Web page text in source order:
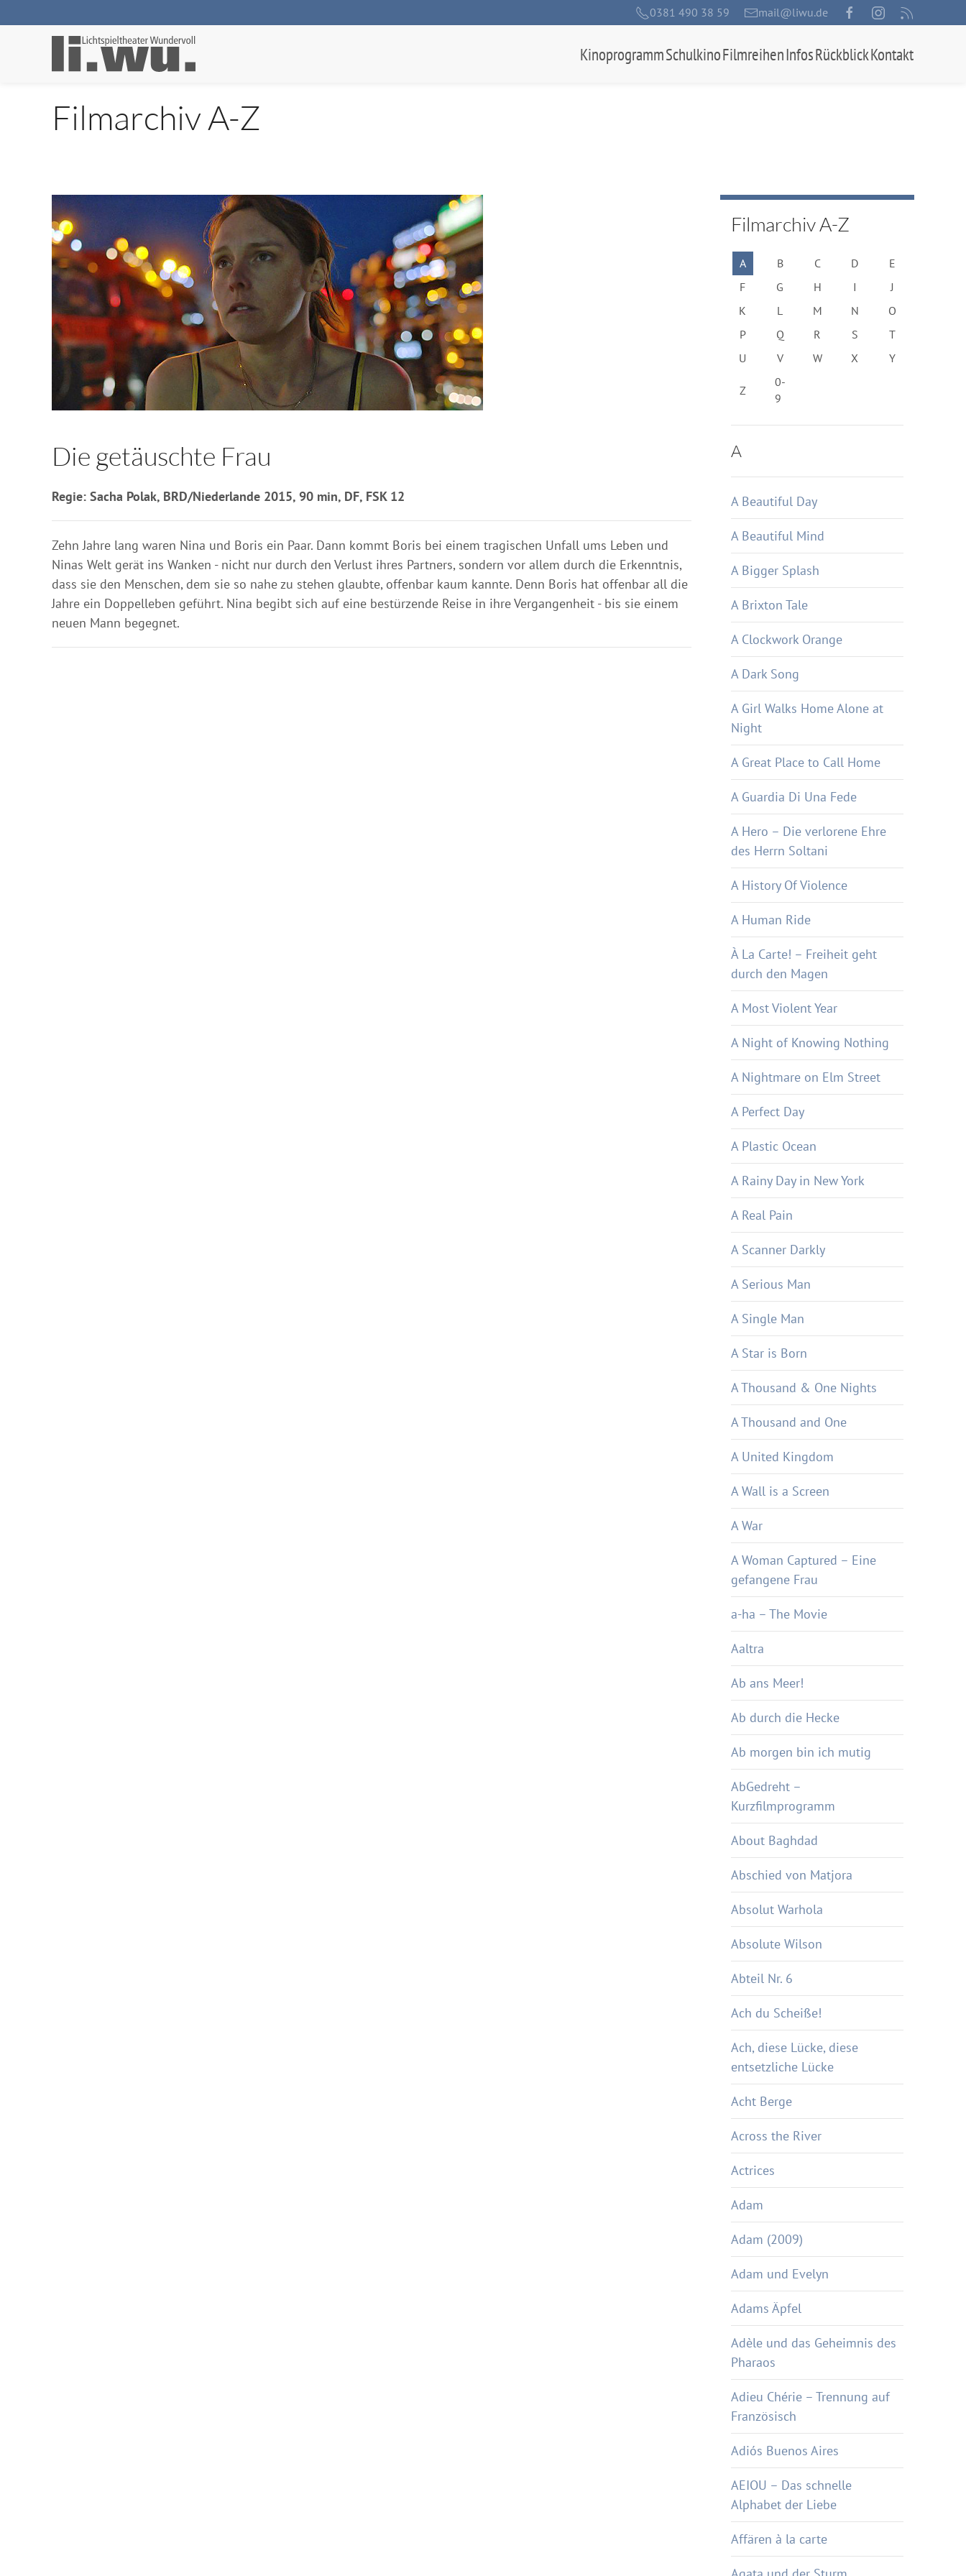
0381 490 38 59 mail@liwu.de
KinoprogrammSchulkinoFilmreihenInfosRückblickKontakt
Filmarchiv A-Z
Die getäuschte Frau
Regie: Sacha Polak, BRD/Niederlande 2015, 90 min, DF, FSK 12
Zehn Jahre lang waren Nina und Boris ein Paar. Dann kommt Boris bei einem tragischen Unfall ums Leben und
Ninas Welt gerät ins Wanken - nicht nur durch den Verlust ihres Partners, sondern vor allem durch die Erkenntnis,
dass sie den Menschen, dem sie so nahe zu stehen glaubte, offenbar kaum kannte. Denn Boris hat offenbar all die
Jahre ein Doppelleben geführt. Nina begibt sich auf eine bestürzende Reise in ihre Vergangenheit - bis sie einem
neuen Mann begegnet.
Filmarchiv A-Z
A B C D
E
F
G H I
J
K
L M N
O
P
Q R S
T
U
V W X Y
Z
0-
9
A
A Beautiful Day
A Beautiful Mind
A Bigger Splash
A Brixton Tale
A Clockwork Orange
A Dark Song
A Girl Walks Home Alone at
Night
A Great Place to Call Home
A Guardia Di Una Fede
A Hero – Die verlorene Ehre
des Herrn Soltani
A History Of Violence
A Human Ride
À La Carte! – Freiheit geht
durch den Magen
A Most Violent Year
A Night of Knowing Nothing
A Nightmare on Elm Street
A Perfect Day
A Plastic Ocean
A Rainy Day in New York
A Real Pain
A Scanner Darkly
A Serious Man
A Single Man
A Star is Born
A Thousand & One Nights
A Thousand and One
A United Kingdom
A Wall is a Screen
A War
A Woman Captured – Eine
gefangene Frau
a-ha – The Movie
Aaltra
Ab ans Meer!
Ab durch die Hecke
Ab morgen bin ich mutig
AbGedreht –
Kurzfilmprogramm
About Baghdad
Abschied von Matjora
Absolut Warhola
Absolute Wilson
Abteil Nr. 6
Ach du Scheiße!
Ach, diese Lücke, diese
entsetzliche Lücke
Acht Berge
Across the River
Actrices
Adam
Adam (2009)
Adam und Evelyn
Adams Äpfel
Adèle und das Geheimnis des
Pharaos
Adieu Chérie – Trennung auf
Französisch
Adiós Buenos Aires
AEIOU – Das schnelle
Alphabet der Liebe
Affären à la carte